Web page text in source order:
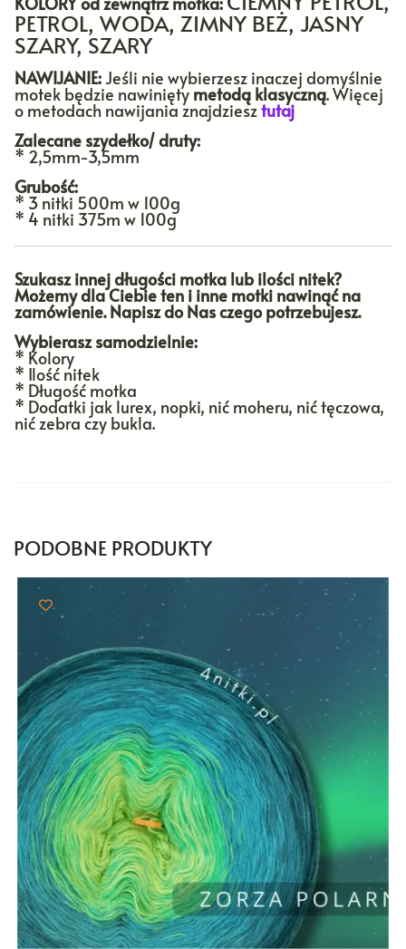
PETROL, WODA, ZIMNY BEŻ, JASNY
SZARY, SZARY
NAWIJANIE:Jeśli nie wybierzesz inaczej domyślnie
motek będzie nawinięty metodą klasyczną. Więcej
o metodach nawijania znajdziesztutaj
Zalecane szydełko/ druty:
* 2,5mm-3,5mm
Grubość:
* 3 nitki 500m w 100g
* 4 nitki 375m w 100g
Szukasz innej długości motka lub ilości nitek?
Możemy dla Ciebie ten i inne motki nawinąć na
zamówienie. Napisz do Nas czego potrzebujesz.
Wybierasz samodzielnie:
* Kolory
* Ilość nitek
* Długość motka
* Dodatki jak lurex, nopki, nić moheru, nić tęczowa,
nić zebra czy bukla.
PODOBNE PRODUKTY